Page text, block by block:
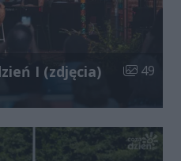
I (zdjęcia) Liczba
49